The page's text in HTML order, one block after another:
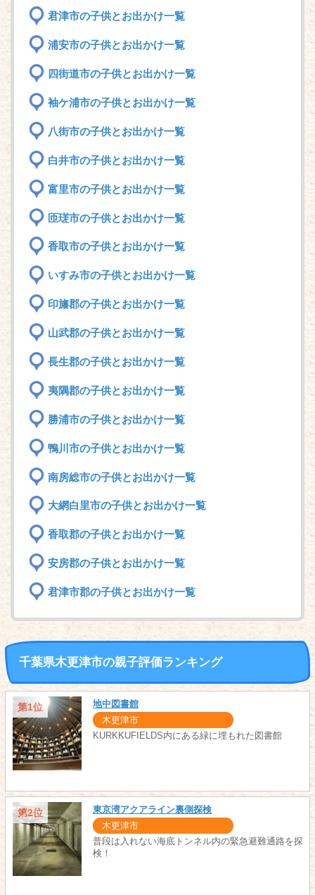
君津市の子供とお出かけ一覧
浦安市の子供とお出かけ一覧
四街道市の子供とお出かけ一覧
袖ケ浦市の子供とお出かけ一覧
八街市の子供とお出かけ一覧
白井市の子供とお出かけ一覧
富里市の子供とお出かけ一覧
匝瑳市の子供とお出かけ一覧
香取市の子供とお出かけ一覧
いすみ市の子供とお出かけ一覧
印旛郡の子供とお出かけ一覧
山武郡の子供とお出かけ一覧
長生郡の子供とお出かけ一覧
夷隅郡の子供とお出かけ一覧
勝浦市の子供とお出かけ一覧
鴨川市の子供とお出かけ一覧
南房総市の子供とお出かけ一覧
大網白里市の子供とお出かけ一覧
香取郡の子供とお出かけ一覧
安房郡の子供とお出かけ一覧
君津市郡の子供とお出かけ一覧
千葉県木更津市の親子評価ランキング
第1位 地中図書館
木更津市
KURKKUFIELDS内にある緑に埋もれた図書館
第2位 東京湾アクアライン裏側探検
木更津市
普段は入れない海底トンネル内の緊急避難通路を探
検！